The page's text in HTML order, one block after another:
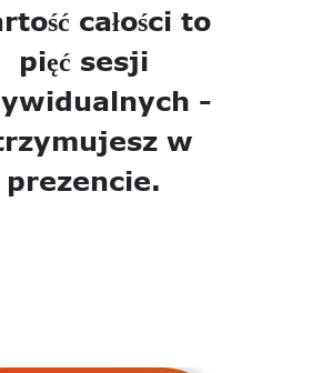
całości to
pięć sesji
-
w
prezencie.